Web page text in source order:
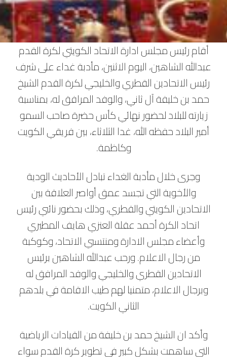
أقام رئيس مجلس ادارة الاتحاد الكويتي لكرة القدم
عبدالله الشاهين، اليوم الاثنين، مأدبة غداء على شرف
رئيس الاتحادين القطري والخليجي لكرة القدم الشيخ
حمد بن خليفة آل ثاني، والوفد المرافق له، بمناسبة
زيارته للبلاد لحضور نهائي كأس حضرة صاحب السمو
أمير البلاد حفظه الله، غدا الثلاثاء، بين فريقي الكويت
وكاظمة.
وجرى خلال مأدبة الغداء تبادل الأحاديث الودية
والأخوية التي تجسد عمق أواصر العلاقة بين
الاتحادين الكويتي والقطري، وذلك بحضور نائبي رئيس
اتحاد الكرة أحمد عقلة العنزي هايف المطيري
وأعضاء مجلس الادارة ومنتسبي الاتحاد، وكوكبة
من رجال الاعلام. ورحب عبدالله الشاهين برئيس
الاتحادين القطري والخليجي والوفد المرافق له
وبرجال الاعلام، متمنيا لهم طيب الاقامة في بلدهم
الثاني الكويت.
وأكد ان الشيخ حمد بن خليفة من القيادات الرياضية
التي ساهمت بشكل كبير في تطوير كرة القدم سواء